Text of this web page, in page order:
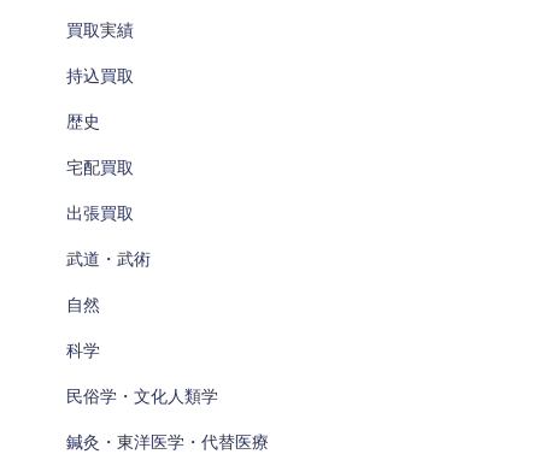
買取実績
持込買取
歴史
宅配買取
出張買取
武道・武術
自然
科学
民俗学・文化人類学
鍼灸・東洋医学・代替医療